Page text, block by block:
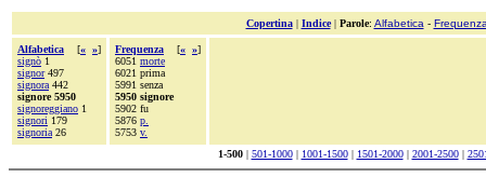
Copertina| Indice| Parole: Alfabetica -
Alfabetica [« »]
signò 1
signor497
signora 442
signore 5950
signoreggiano 1
signori 179
signoria 26
Frequenza [« »]
6051 morte
6021 prima
5991 senza
5950 signore
5902 fu
5876 p.
5753 v.
1-500| 501-1000| 1001-1500| 1501-2000| 2001-2500|